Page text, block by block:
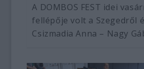
A DOMBOS FEST idei
fellépője volt a Szegedről
Csizmadia Anna – Nagy